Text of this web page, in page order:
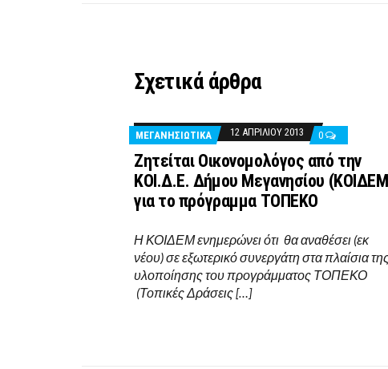
Σχετικά άρθρα
ΜΕΓΑΝΗΣΙΩΤΙΚΑ 12 ΑΠΡΙΛΊΟΥ 2013 0
Ζητείται Οικονομολόγος από την
ΚΟΙ.Δ.Ε. Δήμου Μεγανησίου
για το πρόγραμμα ΤΟΠΕΚΟ
Η ΚΟΙΔΕΜ ενημερώνει ότι θα αναθέσει (εκ
νέου) σε εξωτερικό συνεργάτη στα πλαίσια
υλοποίησης του προγράμματος ΤΟΠΕΚΟ
(Τοπικές Δράσεις […]